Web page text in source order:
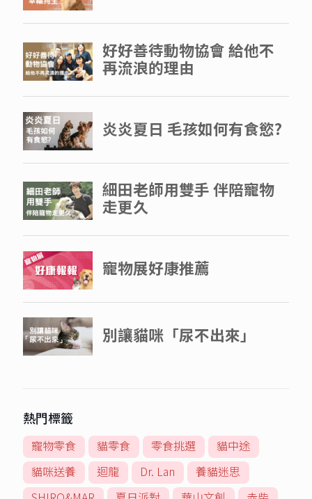
熱門標籤
寵物零食 貓零食 零食挑選
貓中途
貓咪送養
迴龍 Dr. Lan
養貓迷思